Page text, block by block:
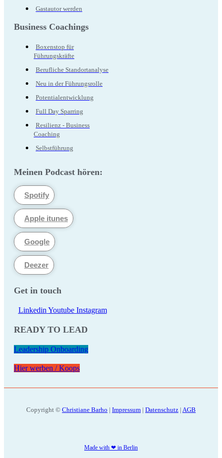
Gastautor werden
Business Coachings
Boxenstop für
Führungskräfte
Berufliche Standortanalyse
Neu in der Führungsrolle
Potentialentwicklung
Full Day Sparring
Resilienz - Business
Coaching
Selbstführung
Meinen Podcast hören:
Spotify
Apple itunes
Google
Deezer
Get in touch
Linkedin Youtube Instagram
READY TO LEAD
Leadership Onboarding
Hier werben / Koops
Copyright © Christiane Barho | Impressum | Datenschutz | AGB
Made with ❤ in Berlin